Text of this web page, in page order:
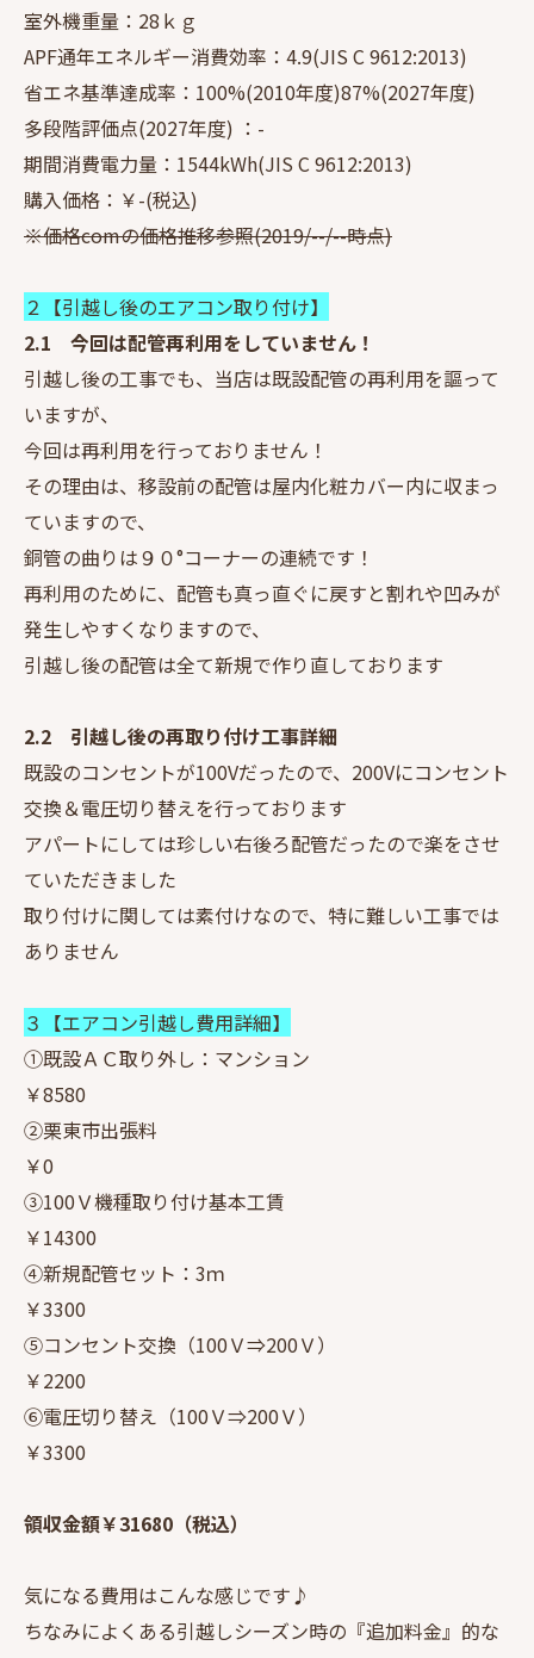
室外機重量：28ｋｇ
APF通年エネルギー消費効率：4.9(JIS C 9612:2013)
省エネ基準達成率：100%(2010年度)87%(2027年度)
多段階評価点(2027年度) ：-
期間消費電力量：1544kWh(JIS C 9612:2013)
購入価格：￥-(税込)
※価格comの価格推移参照(2019/--/--時点)
２【引越し後のエアコン取り付け】
2.1 今回は配管再利用をしていません！
引越し後の工事でも、当店は既設配管の再利用を謳って
いますが、
今回は再利用を行っておりません！
その理由は、移設前の配管は屋内化粧カバー内に収まっ
ていますので、
銅管の曲りは９０°コーナーの連続です！
再利用のために、配管も真っ直ぐに戻すと割れや凹みが
発生しやすくなりますので、
引越し後の配管は全て新規で作り直しております
2.2 引越し後の再取り付け工事詳細
既設のコンセントが100Vだったので、200Vにコンセント
交換＆電圧切り替えを行っております
アパートにしては珍しい右後ろ配管だったので楽をさせ
ていただきました
取り付けに関しては素付けなので、特に難しい工事では
ありません
３【エアコン引越し費用詳細】
①既設ＡＣ取り外し：マンション
￥8580
②栗東市出張料
￥0
③100Ｖ機種取り付け基本工賃
￥14300
④新規配管セット：3ｍ
￥3300
⑤コンセント交換（100Ｖ⇒200Ｖ）
￥2200
⑥電圧切り替え（100Ｖ⇒200Ｖ）
￥3300
領収金額￥31680（税込）
気になる費用はこんな感じです♪
ちなみによくある引越しシーズン時の『追加料金』的な